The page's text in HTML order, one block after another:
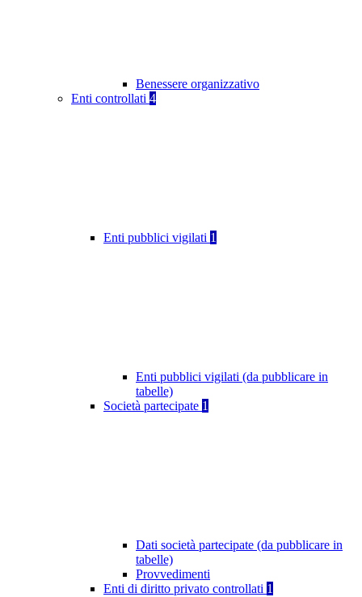
Benessere organizzativo
Enti controllati 4
Enti pubblici vigilati 1
Enti pubblici vigilati (da pubblicare in
tabelle)
Società partecipate 1
Dati società partecipate (da pubblicare in
tabelle)
Provvedimenti
Enti di diritto privato controllati 1